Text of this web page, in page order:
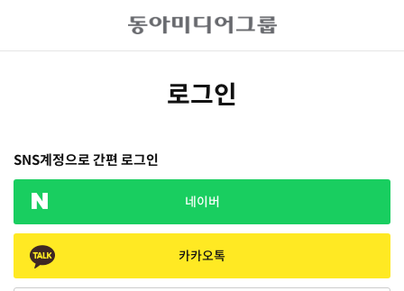
로그인
SNS계정으로 간편 로그인
네이버
카카오톡